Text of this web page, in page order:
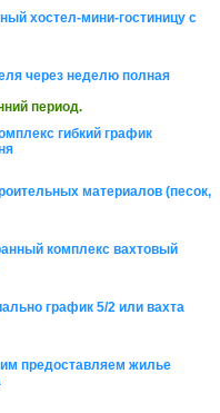
хостел-мини-гостиницу с
через неделю полная
период.
гибкий график
материалов (песок,
комплекс вахтовый
график 5/2 или вахта
предоставляем жилье